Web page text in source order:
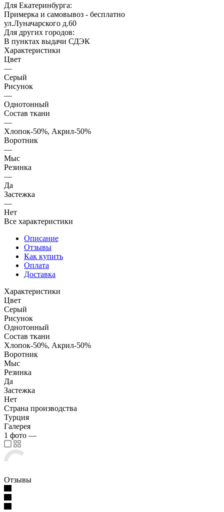
Для Екатеринбурга:
Примерка и самовывоз - бесплатно
ул.Луначарского д.60
Для других городов:
В пунктах выдачи СДЭК
Характеристики
Цвет
—
Серый
Рисунок
—
Однотонный
Состав ткани
—
Хлопок-50%, Акрил-50%
Воротник
—
Мыс
Резинка
—
Да
Застежка
—
Нет
Все характеристики
Описание
Отзывы
Как купить
Оплата
Доставка
Характеристики
Цвет
Серый
Рисунок
Однотонный
Состав ткани
Хлопок-50%, Акрил-50%
Воротник
Мыс
Резинка
Да
Застежка
Нет
Страна производства
Турция
Галерея
1 фото —
Отзывы